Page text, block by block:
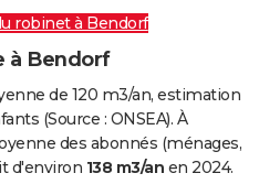
robinet à Bendorf
à Bendorf
de 120 m3/an, estimation
(Source : ONSEA). À
des abonnés (ménages,
d'environ 138 m3/an en 2024.